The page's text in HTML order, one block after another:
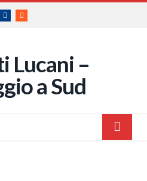
Facebook
RSS